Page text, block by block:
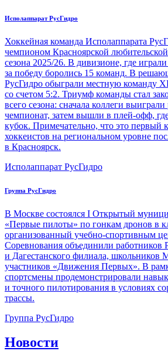
Исполаппарат РусГидро
Хоккейная команда Исполаппарата
чемпионом Красноярской
сезона 2025/26. В дивизионе, где
за победу боролись 15 команд. В
РусГидро обыграли местную команду
со счетом 5:2. Триумф команды стал
всего сезона: сначала коллеги
чемпионат, затем вышли в плей-офф,
кубок. Примечательно, что это первый
хоккеистов на региональном уровне
в Красноярск.
Исполаппарат РусГидро
Группа РусГидро
В Москве состоялся I Открытый
«Первые пилоты» по гонкам дронов в
организованный учебно-спортивным
Соревнования объединили
и Дагестанского филиала, школьников
участников «Движения Первых». В
спортсмены продемонстрировали
и точного пилотирования в условиях
трассы.
Группа РусГидро
Новости